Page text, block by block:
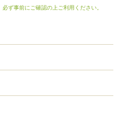
ず事前にご確認の上ご利用ください。